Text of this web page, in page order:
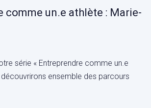
comme un.e athlète : Marie-
série « Entreprendre comme un.e
ensemble des parcours